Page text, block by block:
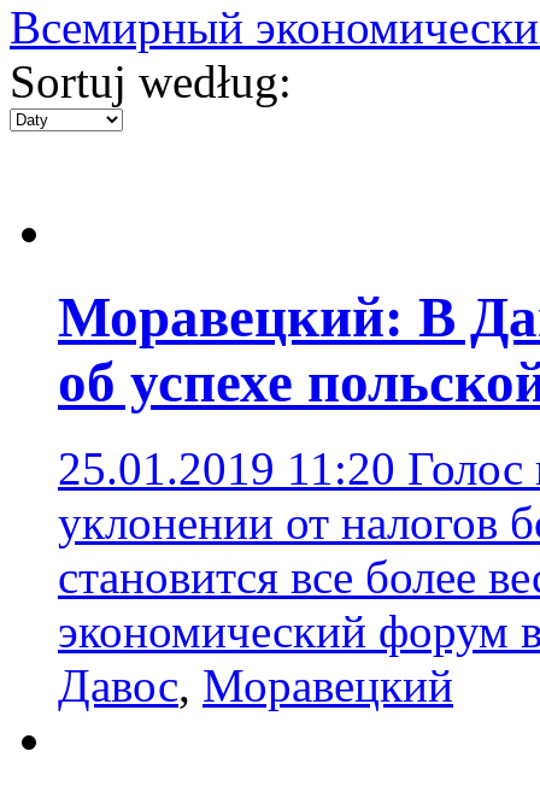
Всемирный
Sortuj według:
Моравецкий: В
об успехе
25.01.2019 11:20 Голос
уклонении от налогов
становится все более
экономический форум
Давос, Моравецкий